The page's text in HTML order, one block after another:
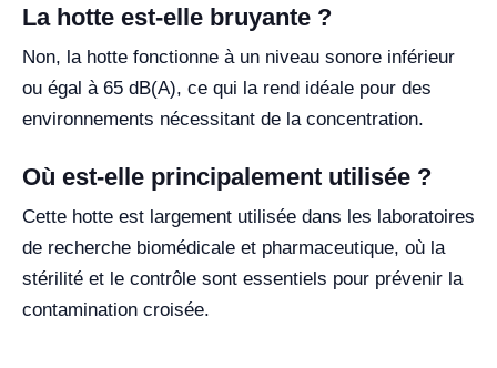
La hotte est-elle bruyante ?
Non, la hotte fonctionne à un niveau sonore inférieur
ou égal à 65 dB(A), ce qui la rend idéale pour des
environnements nécessitant de la concentration.
Où est-elle principalement utilisée ?
Cette hotte est largement utilisée dans les laboratoires
de recherche biomédicale et pharmaceutique, où la
stérilité et le contrôle sont essentiels pour prévenir la
contamination croisée.